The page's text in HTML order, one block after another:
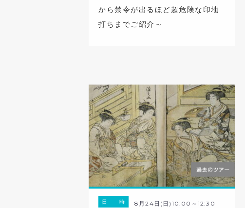
から禁令が出るほど超危険な印地
打ちまでご紹介～
日 時 8月24日(日)10:00～12:30